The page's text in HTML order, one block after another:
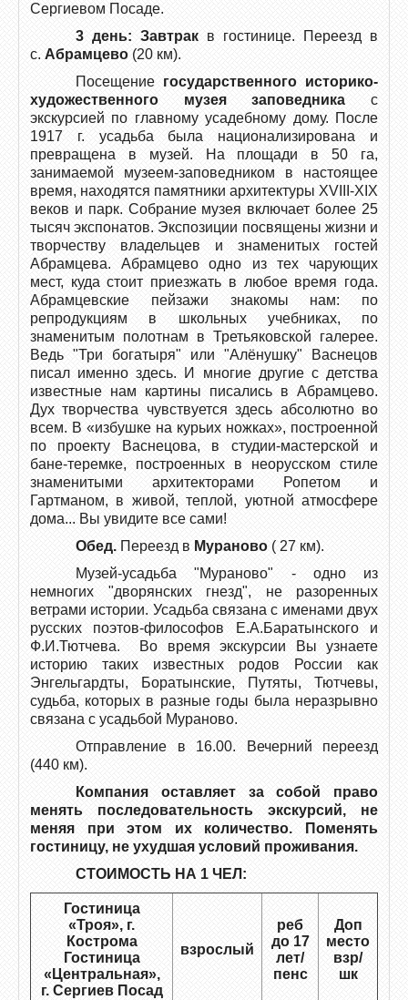
Сергиевом Посаде.
3 день: Завтрак в гостинице. Переезд в
с. Абрамцево (20 км).
Посещение государственного историко-
художественного музея заповедника с
экскурсией по главному усадебному дому. После
1917 г. усадьба была национализирована и
превращена в музей. На площади в 50 га,
занимаемой музеем-заповедником в настоящее
время, находятся памятники архитектуры XVIII-XIX
веков и парк. Собрание музея включает более 25
тысяч экспонатов. Экспозиции посвящены жизни и
творчеству владельцев и знаменитых гостей
Абрамцева. Абрамцево одно из тех чарующих
мест, куда стоит приезжать в любое время года.
Абрамцевские пейзажи знакомы нам: по
репродукциям в школьных учебниках, по
знаменитым полотнам в Третьяковской галерее.
Ведь "Три богатыря" или "Алёнушку" Васнецов
писал именно здесь. И многие другие с детства
известные нам картины писались в Абрамцево.
Дух творчества чувствуется здесь абсолютно во
всем. В «избушке на курьих ножках», построенной
по проекту Васнецова, в студии-мастерской и
бане-теремке, построенных в неорусском стиле
знаменитыми архитекторами Ропетом и
Гартманом, в живой, теплой, уютной атмосфере
дома... Вы увидите все сами!
Обед. Переезд в Мураново ( 27 км).
Музей-усадьба "Мураново" - одно из
немногих "дворянских гнезд", не разоренных
ветрами истории. Усадьба связана с именами двух
русских поэтов-философов Е.А.Баратынского и
Ф.И.Тютчева. Во время экскурсии Вы узнаете
историю таких известных родов России как
Энгельгардты, Боратынские, Путяты, Тютчевы,
судьба, которых в разные годы была неразрывно
связана с усадьбой Мураново.
Отправление в 16.00. Вечерний переезд
(440 км).
Компания оставляет за собой право
менять последовательность экскурсий, не
меняя при этом их количество.
Поменять
гостиницу, не ухудшая условий проживания.
СТОИМОСТЬ НА 1 ЧЕЛ:
Гостиница
«Троя», г.
Кострома
Гостиница
«Центральная»,
г. Сергиев Посад
взрослый
реб
до 17
лет/
пенс
Доп
место
взр/
шк